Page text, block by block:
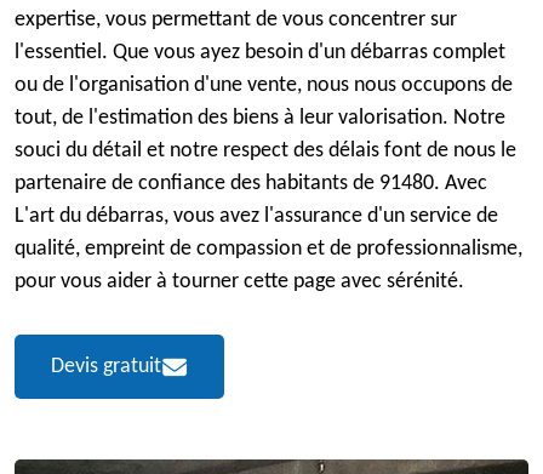
expertise, vous permettant de vous concentrer sur
l'essentiel. Que vous ayez besoin d'un débarras complet
ou de l'organisation d'une vente, nous nous occupons de
tout, de l'estimation des biens à leur valorisation. Notre
souci du détail et notre respect des délais font de nous le
partenaire de confiance des habitants de 91480. Avec
L'art du débarras, vous avez l'assurance d'un service de
qualité, empreint de compassion et de professionnalisme,
pour vous aider à tourner cette page avec sérénité.
Devis gratuit